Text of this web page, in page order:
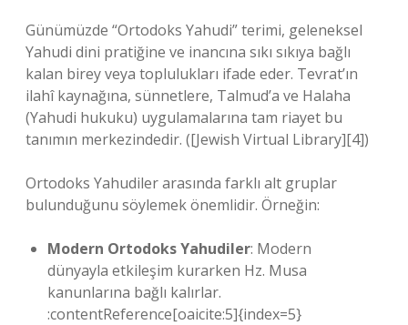
Günümüzde “Ortodoks Yahudi” terimi, geleneksel
Yahudi dini pratiğine ve inancına sıkı sıkıya bağlı
kalan birey veya toplulukları ifade eder. Tevrat’ın
ilahî kaynağına, sünnetlere, Talmud’a ve Halaha
(Yahudi hukuku) uygulamalarına tam riayet bu
tanımın merkezindedir. ([Jewish Virtual Library][4])
Ortodoks Yahudiler arasında farklı alt gruplar
bulunduğunu söylemek önemlidir. Örneğin:
Modern Ortodoks Yahudiler: Modern
dünyayla etkileşim kurarken Hz. Musa
kanunlarına bağlı kalırlar.
:contentReference[oaicite:5]{index=5}